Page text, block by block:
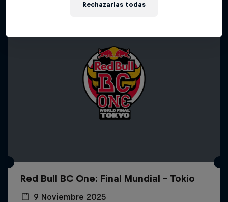
Red Bull BC One: Final Mundial - Tokio
9 Noviembre 2025
Rechazarlas todas